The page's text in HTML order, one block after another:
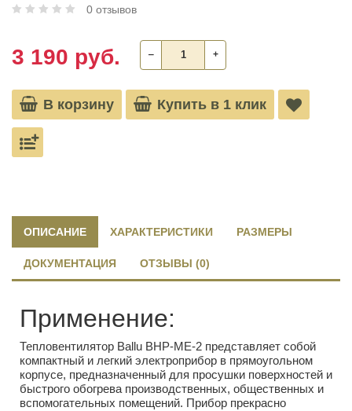
0 отзывов
3 190 руб. ‒ +
В корзину Купить в 1 клик
ОПИСАНИЕ ХАРАКТЕРИСТИКИ РАЗМЕРЫ
ДОКУМЕНТАЦИЯ ОТЗЫВЫ (0)
Применение:
Тепловентилятор Ballu BHP-ME-2 представляет собой
компактный и легкий электроприбор в прямоугольном
корпусе, предназначенный для просушки поверхностей и
быстрого обогрева производственных, общественных и
вспомогательных помещений. Прибор прекрасно